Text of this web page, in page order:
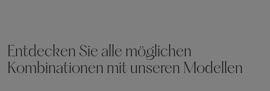
Entdecken Sie alle möglichen
Kombinationen mit unseren Modellen